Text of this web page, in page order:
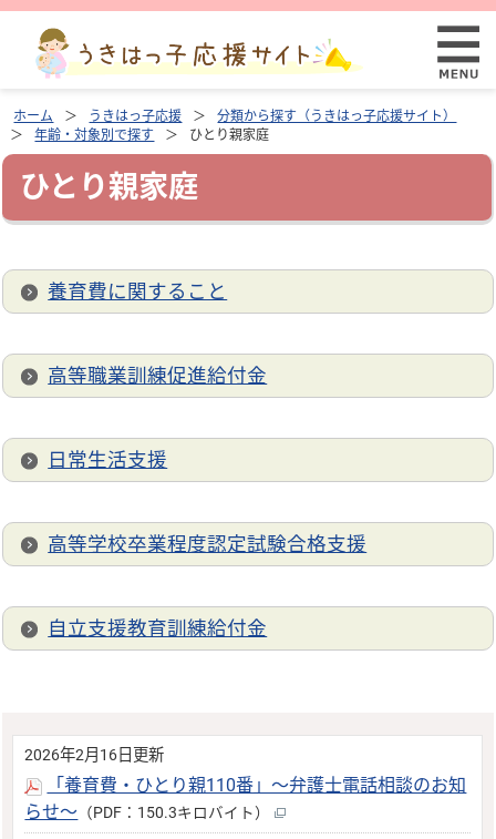
ホーム うきはっ子応援
分類から探す（うきはっ子応援サイト）
年齢・対象別で探す
ひとり親家庭
ひとり親家庭
養育費に関すること
高等職業訓練促進給付金
日常生活支援
高等学校卒業程度認定試験合格支援
自立支援教育訓練給付金
2026年2月16日更新
「養育費・ひとり親110番」～弁護士電話相談のお知
らせ～ （PDF：150.3キロバイト）